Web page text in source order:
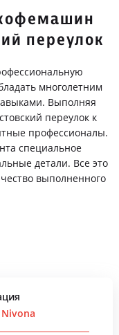
переулок
многолетним
Выполняя
переулок к
профессионалы.
специальное
детали. Все это
выполненного
Nivona